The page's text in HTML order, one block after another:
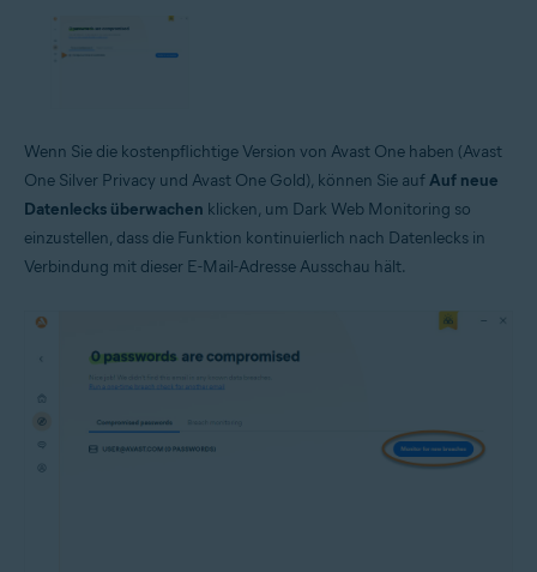
Wenn Sie die kostenpflichtige Version von Avast One haben (Avast
One Silver Privacy und Avast One Gold), können Sie aufAuf neue
Datenlecks überwachen klicken, um Dark Web Monitoring so
einzustellen, dass die Funktion kontinuierlich nach Datenlecks in
Verbindung mit dieser E-Mail-Adresse Ausschau hält.